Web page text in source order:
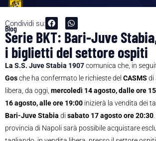
Condividi su:
Blog
Serie BKT: Bari-Juve
i biglietti del settore ospiti
La S.S. Juve Stabia 1907comunica che, in
Gosche ha confermato le richieste del CASMS di
libera, da oggi, mercoledì 14 agosto, dalle ore
16 agosto, alle ore 19:00 inizierà la vendita dei
Bari-Juve Stabia di sabato 17 agosto ore 20:30
provincia di Napoli sarà possibile acquistare